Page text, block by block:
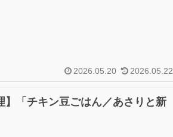
2026.05.20 2026.05.22
】「チキン豆ごはん／あさりと新